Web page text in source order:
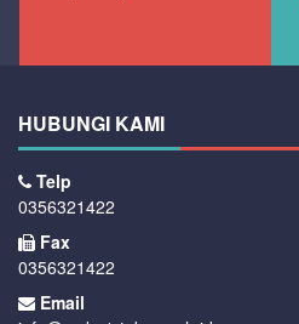
HUBUNGI KAMI
Telp
0356321422
Fax
0356321422
Email